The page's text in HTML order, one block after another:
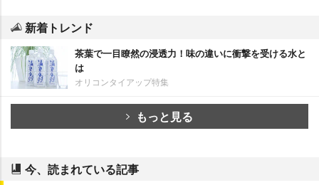
新着トレンド
茶葉で一目瞭然の浸透力！味の違いに衝撃を受ける水と
は
オリコンタイアップ特集
もっと見る
今、読まれている記事